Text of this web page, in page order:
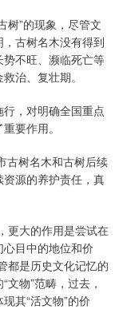
树”的现象，尽管文
古树名木没有得到
不旺、濒临死亡等
治、复壮期。
行，对明确全国重点
要作用。
古树名木和古树后续
源的养护责任，真
更大的作用是尝试在
目中的地位和价
都是历史文化记忆的
物”范畴，过去，
其“活文物”的价